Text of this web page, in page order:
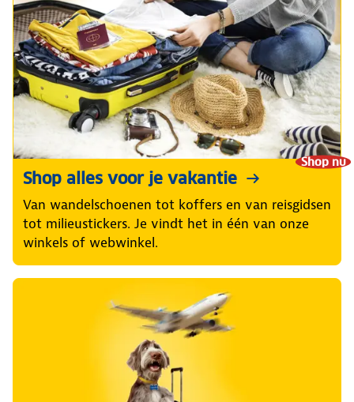
Shop nu
Shop alles voor je vakantie
Van wandelschoenen tot koffers en van reisgidsen
tot milieustickers. Je vindt het in één van onze
winkels of webwinkel.